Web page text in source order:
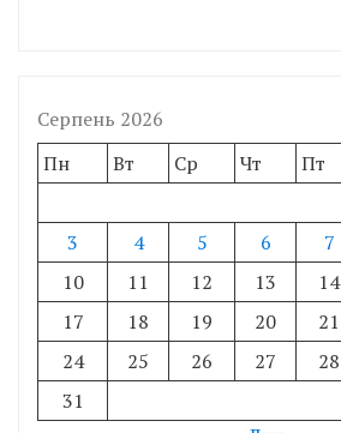
Серпень 2026
Пн
Вт Ср Чт Пт
3
4 5 6 7
10
11 12 13 14
17
18 19 20 21
24
25 26 27 28
31